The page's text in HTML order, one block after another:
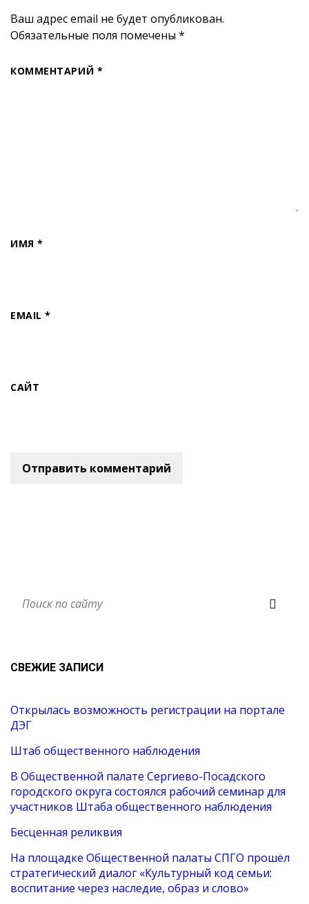
Ваш адрес email не будет опубликован.
Обязательные поля помечены *
КОММЕНТАРИЙ *
ИМЯ*
EMAIL*
САЙТ
СВЕЖИЕ ЗАПИСИ
Открылась возможность регистрации на портале
ДЭГ
Штаб общественного наблюдения
В Общественной палате Сергиево-Посадского
городского округа состоялся рабочий семинар для
участников Штаба общественного наблюдения
Бесценная реликвия
На площадке Общественной палаты СПГО прошёл
стратегический диалог «Культурный код семьи:
воспитание через наследие, образ и слово»